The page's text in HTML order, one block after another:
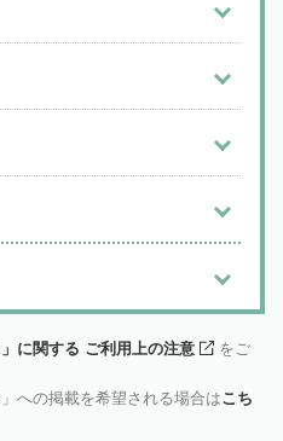
に関する ご利用上の注意
をご
への掲載を希望される場合はこち